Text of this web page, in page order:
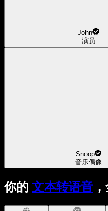
John
演员
Snoop
音乐偶像
你的 文本转语音